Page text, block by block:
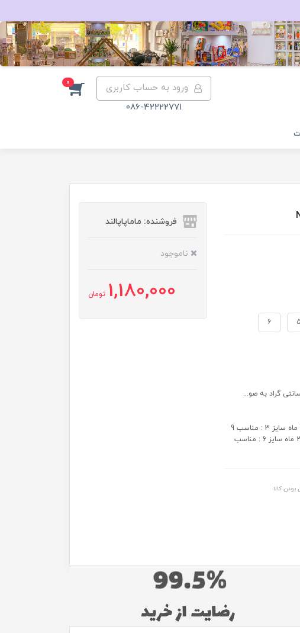
ورود به حساب کاربری
086-42222771
0
6
سایزبندی: سایز 1 : مناسب 3 تا 6 ماه سایز 2 : مناسب 6 تا 9 ماه سایز 3 : مناسب 9
تا 12 ماه سایز 4 : مناسب 12 تا 18 ماه سایز 5 : مناسب 18 تا 24 ماه سایز 6 : مناسب
کالا
فروشنده: ماماپاپالند
ناموجود
1,180,000 تومان